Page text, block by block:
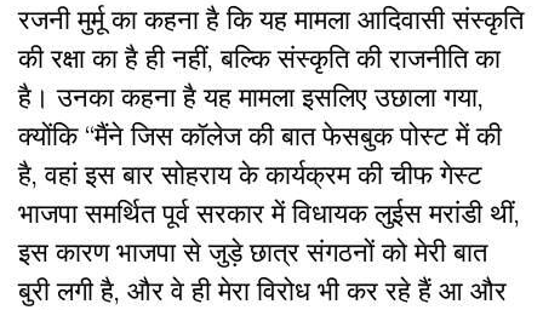
रजनी मुर्मू का कहना है कि यह मामला आदिवासी संस्कृति
की रक्षा का है ही नहीं, बल्कि संस्कृति की राजनीति का
है। उनका कहना है यह मामला इसलिए उछाला गया,
क्योंकि “मैंने जिस कॉलेज की बात फेसबुक पोस्ट में की
है, वहां इस बार सोहराय के कार्यक्रम की चीफ गेस्ट
भाजपा समर्थित पूर्व सरकार में विधायक लुईस मरांडी थीं,
इस कारण भाजपा से जुड़े छात्र संगठनों को मेरी बात
बुरी लगी है, और वे ही मेरा विरोध भी कर रहे हैं आ और